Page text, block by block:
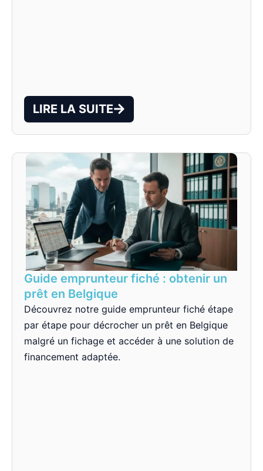
LIRE LA SUITE
Guide emprunteur fiché : obtenir un
prêt en Belgique
Découvrez notre guide emprunteur fiché étape
par étape pour décrocher un prêt en Belgique
malgré un fichage et accéder à une solution de
financement adaptée.